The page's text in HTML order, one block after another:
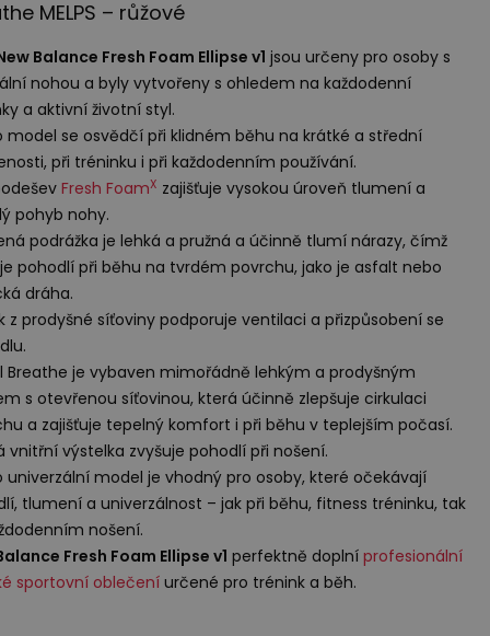
MELPS – růžové
Balance Fresh Foam Ellipse v1 jsou určeny pro osoby s
nohou a byly vytvořeny s ohledem na každodenní
a aktivní životní styl.
model se osvědčí při klidném běhu na krátké a střední
při tréninku i při každodenním používání.
Fresh FoamX zajišťuje vysokou úroveň tlumení a
pohyb nohy.
podrážka je lehká a pružná a účinně tlumí nárazy, čímž
pohodlí při běhu na tvrdém povrchu, jako je asfalt nebo
dráha.
z prodyšné síťoviny podporuje ventilaci a přizpůsobení se
Breathe je vybaven mimořádně lehkým a prodyšným
s otevřenou síťovinou, která účinně zlepšuje cirkulaci
a zajišťuje tepelný komfort i při běhu v teplejším počasí.
vnitřní výstelka zvyšuje pohodlí při nošení.
univerzální model je vhodný pro osoby, které očekávají
tlumení a univerzálnost – jak při běhu, fitness tréninku, tak
nošení.
Fresh Foam Ellipse v1 perfektně doplní profesionální
sportovní oblečení určené pro trénink a běh.